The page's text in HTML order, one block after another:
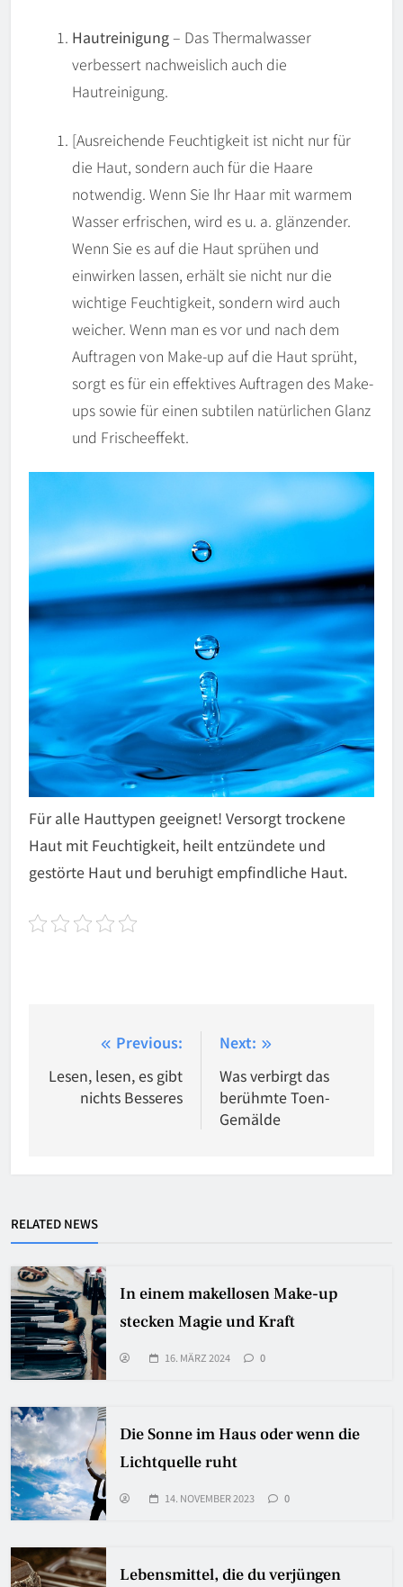
Hautreinigung– Das Thermalwasser
verbessert nachweislich auch die
Hautreinigung.
[Ausreichende Feuchtigkeit ist nicht nur für
die Haut, sondern auch für die Haare
notwendig. Wenn Sie Ihr Haar mit warmem
Wasser erfrischen, wird es u. a. glänzender.
Wenn Sie es auf die Haut sprühen und
einwirken lassen, erhält sie nicht nur die
wichtige Feuchtigkeit, sondern wird auch
weicher. Wenn man es vor und nach dem
Auftragen von Make-up auf die Haut sprüht,
sorgt es für ein effektives Auftragen des Make-
ups sowie für einen subtilen natürlichen Glanz
und Frischeeffekt.
Für alle Hauttypen geeignet! Versorgt trockene
Haut mit Feuchtigkeit, heilt entzündete und
gestörte Haut und beruhigt empfindliche Haut.
Beitragsnavigation
Previous:
Lesen, lesen, es gibt
nichts Besseres
Next:
Was verbirgt das
berühmte Toen-
Gemälde
RELATED NEWS
In einem makellosen Make-up
stecken Magie und Kraft
16. MÄRZ 2024 0
Die Sonne im Haus oder wenn die
Lichtquelle ruht
14. NOVEMBER 2023 0
Lebensmittel, die du verjüngen